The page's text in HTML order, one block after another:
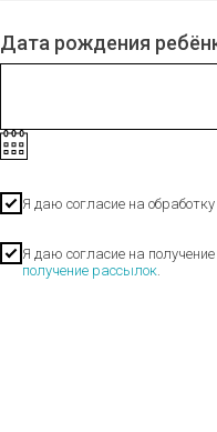
Дата рождения
Я даю согласие на
Я даю согласие на
получение рассылок